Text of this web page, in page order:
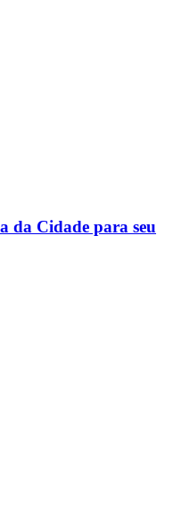
da Cidade para seu